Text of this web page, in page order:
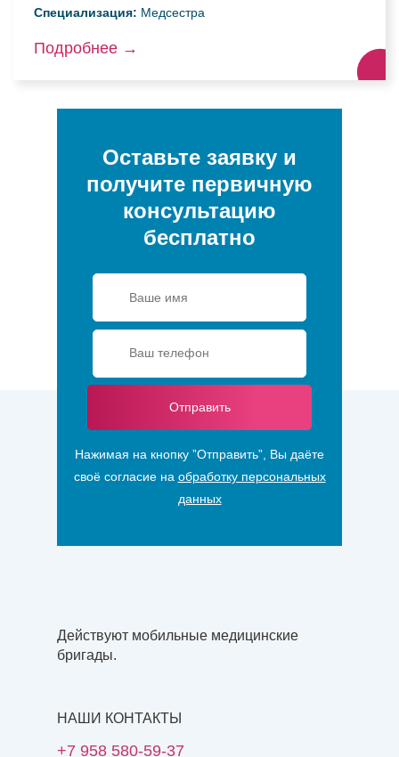
Специализация: Медсестра
Подробнее →
Оставьте заявку и
получите первичную
консультацию
бесплатно
Отправить
Нажимая на кнопку ”Отправить”, Вы даёте
своё согласие на обработку персональных
данных
Действуют мобильные медицинские
бригады.
НАШИ КОНТАКТЫ
+7 958 580-59-37